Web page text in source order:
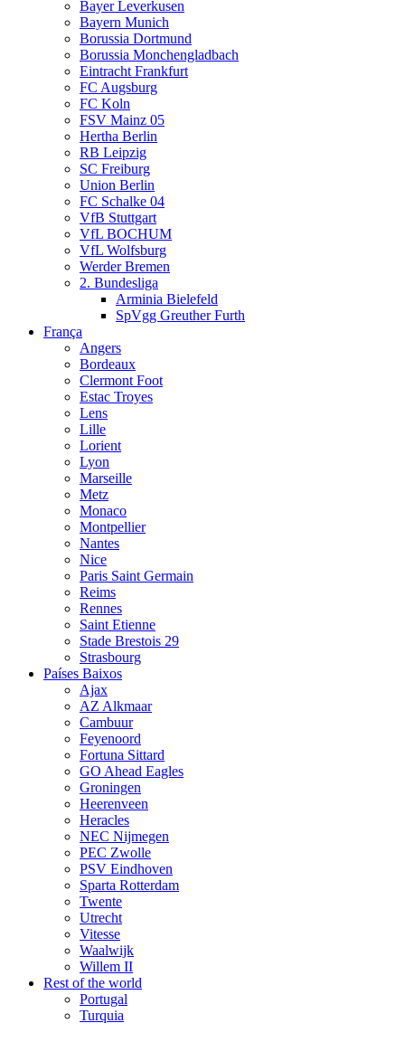
Bayer Leverkusen
Bayern Munich
Borussia Dortmund
Borussia Monchengladbach
Eintracht Frankfurt
FC Augsburg
FC Koln
FSV Mainz 05
Hertha Berlin
RB Leipzig
SC Freiburg
Union Berlin
FC Schalke 04
VfB Stuttgart
VfL BOCHUM
VfL Wolfsburg
Werder Bremen
2. Bundesliga
Arminia Bielefeld
SpVgg Greuther Furth
França
Angers
Bordeaux
Clermont Foot
Estac Troyes
Lens
Lille
Lorient
Lyon
Marseille
Metz
Monaco
Montpellier
Nantes
Nice
Paris Saint Germain
Reims
Rennes
Saint Etienne
Stade Brestois 29
Strasbourg
Países Baixos
Ajax
AZ Alkmaar
Cambuur
Feyenoord
Fortuna Sittard
GO Ahead Eagles
Groningen
Heerenveen
Heracles
NEC Nijmegen
PEC Zwolle
PSV Eindhoven
Sparta Rotterdam
Twente
Utrecht
Vitesse
Waalwijk
Willem II
Rest of the world
Portugal
Turquia